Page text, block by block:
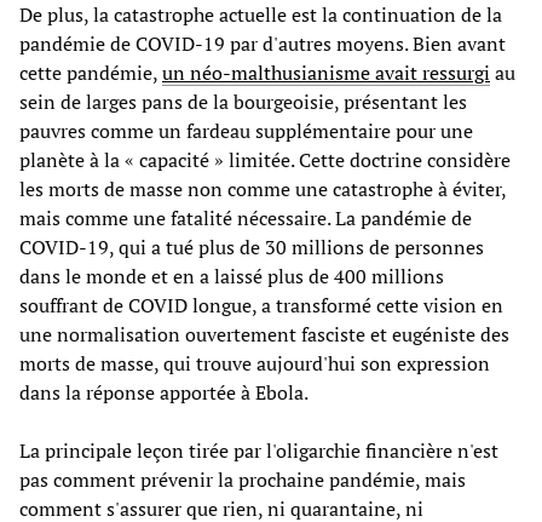
De plus, la catastrophe actuelle est la continuation de la
pandémie de COVID-19 par d'autres moyens. Bien avant
cette pandémie,un néo-malthusianisme avait ressurgi au
sein de larges pans de la bourgeoisie, présentant les
pauvres comme un fardeau supplémentaire pour une
planète à la « capacité » limitée. Cette doctrine considère
les morts de masse non comme une catastrophe à éviter,
mais comme une fatalité nécessaire. La pandémie de
COVID-19, qui a tué plus de 30 millions de personnes
dans le monde et en a laissé plus de 400 millions
souffrant de COVID longue, a transformé cette vision en
une normalisation ouvertement fasciste et eugéniste des
morts de masse, qui trouve aujourd'hui son expression
dans la réponse apportée à Ebola.
La principale leçon tirée par l'oligarchie financière n'est
pas comment prévenir la prochaine pandémie, mais
comment s'assurer que rien, ni quarantaine, ni